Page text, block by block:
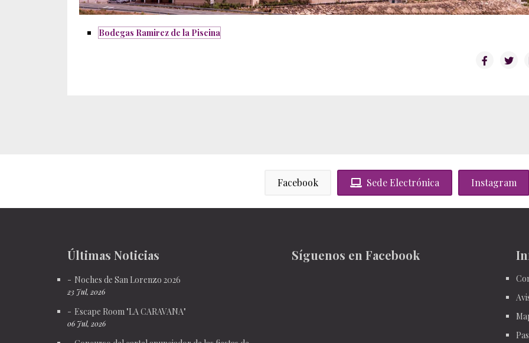
Bodegas Ramirez de la Piscina
Facebook Sede Electrónica Instagram
Últimas Noticias
Noches de San Lorenzo 2026
23 Jul, 2026
Escape Room "LA CARAVANA"
06 Jul, 2026
Síguenos en Facebook